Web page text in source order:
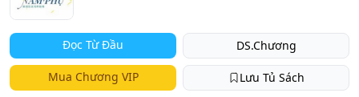
Đọc Từ Đầu DS.Chương
Mua Chương VIP Lưu Tủ Sách